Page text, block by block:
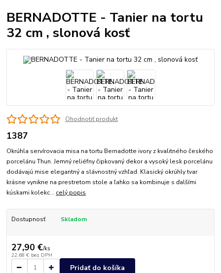
BERNADOTTE - Tanier na tortu
32 cm , slonová kosť
Ohodnotiť produkt
1387
Okrúhla servírovacia misa na tortu Bernadotte ivory z kvalitného českého
porcelánu Thun. Jemný reliéfny čipkovaný dekor a vysoký lesk porcelánu
dodávajú mise elegantný a slávnostný vzhľad. Klasický okrúhly tvar
krásne vynikne na prestretom stole a ľahko sa kombinuje s ďalšími
kúskami kolekc... celý popis
Dostupnosť Skladom
27,90 €/ks
22,68 € bez DPH
Pridať do košíka